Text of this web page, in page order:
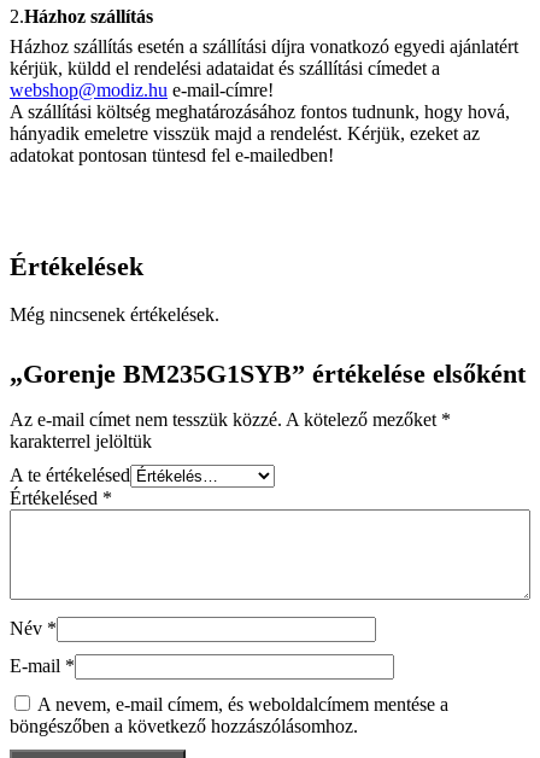
2.Házhoz szállítás
Házhoz szállítás esetén a szállítási díjra vonatkozó egyedi ajánlatért
kérjük, küldd el rendelési adataidat és szállítási címedet a
webshop@modiz.hu e-mail-címre!
A szállítási költség meghatározásához fontos tudnunk, hogy hová,
hányadik emeletre visszük majd a rendelést. Kérjük, ezeket az
adatokat pontosan tüntesd fel e-mailedben!
Értékelések
Még nincsenek értékelések.
„Gorenje BM235G1SYB” értékelése elsőként
Az e-mail címet nem tesszük közzé. A kötelező mezőket *
karakterrel jelöltük
A te értékelésed
Értékelésed *
Név *
E-mail *
A nevem, e-mail címem, és weboldalcímem mentése a
böngészőben a következő hozzászólásomhoz.